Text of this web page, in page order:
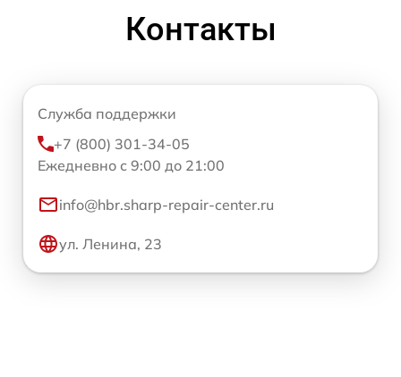
Контакты
Служба поддержки
+7 (800) 301-34-05
Ежедневно с 9:00 до 21:00
info@hbr.sharp-repair-center.ru
ул. Ленина, 23